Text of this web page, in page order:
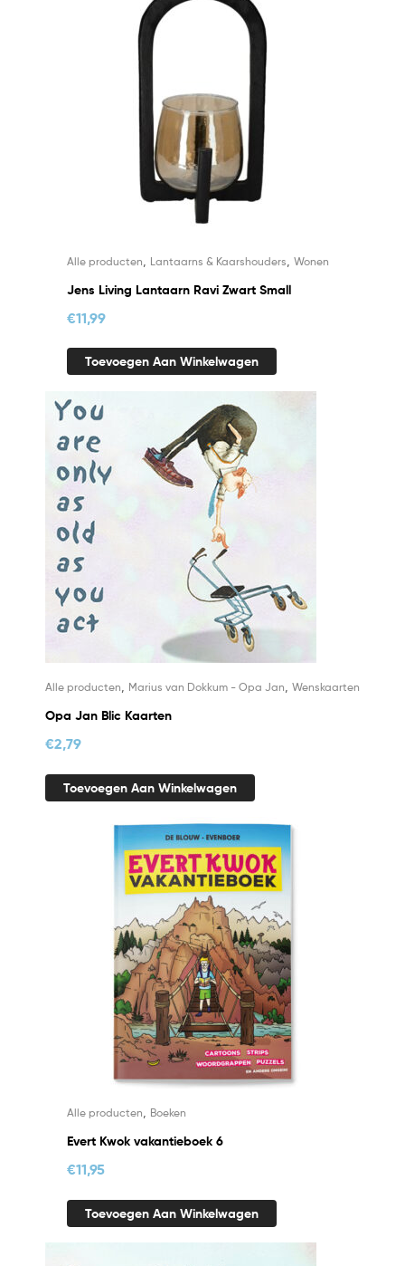
Alle producten Lantaarns & Kaarshouders Wonen
Jens Living Lantaarn Ravi Zwart Small
€11,99
Toevoegen Aan Winkelwagen
Alle producten Marius van Dokkum - Opa Jan Wenskaarten
Opa Jan Blic Kaarten
€2,79
Toevoegen Aan Winkelwagen
Alle producten Boeken
Evert Kwok vakantieboek 6
€11,95
Toevoegen Aan Winkelwagen